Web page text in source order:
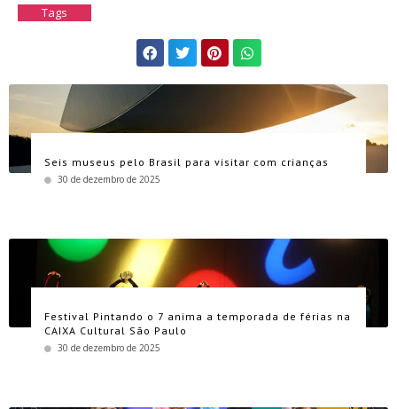
Tags
Seis museus pelo Brasil para visitar com crianças
30 de dezembro de 2025
Festival Pintando o 7 anima a temporada de férias na
CAIXA Cultural São Paulo
30 de dezembro de 2025